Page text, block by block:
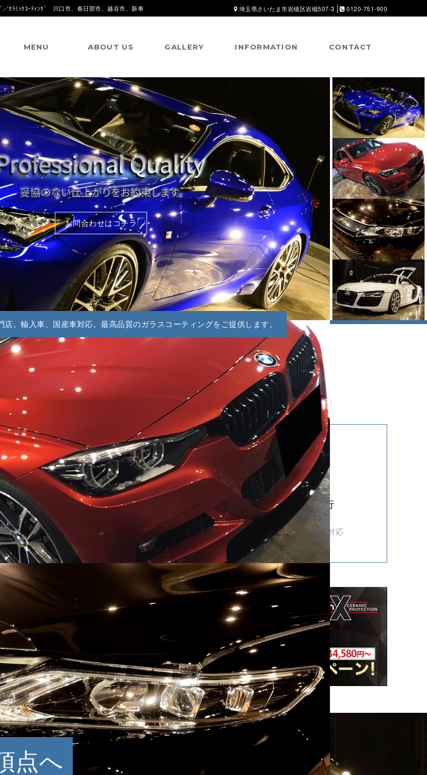
／ｾﾗﾐｯｸｺｰﾃｨﾝｸﾞ 川口市、春日部市、越谷市、新車 埼玉県さいたま市岩槻区岩槻507-3 0120-751-900
MENU ABOUT US GALLERY INFORMATION CONTACT
店。輸入車、国産車対応。最高品質のガラスコーティングをご提供します。
お問合わせはコチラ
全車種対応
国産車・輸入車 全て施工OK
施工証明書発行
万が一の時も 再施工対応
点へ